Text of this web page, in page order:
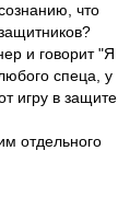
что
и говорит "Я
спеца, у
игру в защите
отдельного